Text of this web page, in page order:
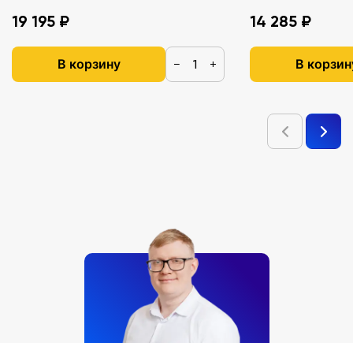
19 195 ₽
В корзину − +
14 285 ₽
В